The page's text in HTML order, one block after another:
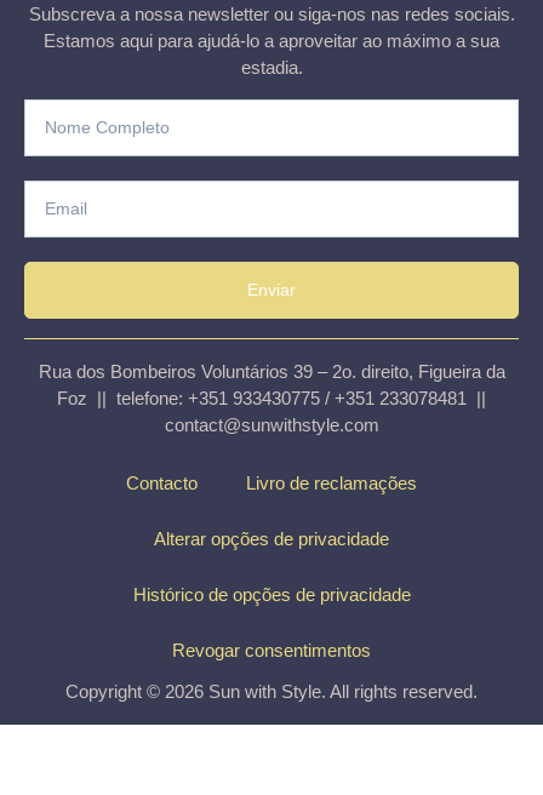
Subscreva a nossa newsletter ou siga-nos nas redes sociais.
Estamos aqui para ajudá-lo a aproveitar ao máximo a sua
estadia.
Enviar
Rua dos Bombeiros Voluntários 39 – 2o. direito, Figueira da
Foz || telefone: +351 933430775 / +351 233078481 ||
contact@sunwithstyle.com
Contacto Livro de reclamações
Alterar opções de privacidade
Histórico de opções de privacidade
Revogar consentimentos
Copyright © 2026 Sun with Style. All rights reserved.